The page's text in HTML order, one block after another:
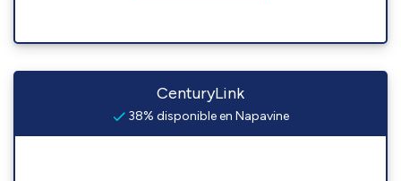
CenturyLink
38% disponible en Napavine